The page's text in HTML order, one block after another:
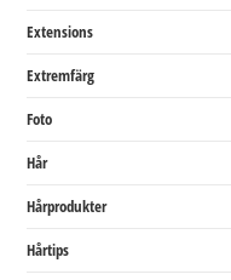
Extensions
Extremfärg
Foto
Hår
Hårprodukter
Hårtips